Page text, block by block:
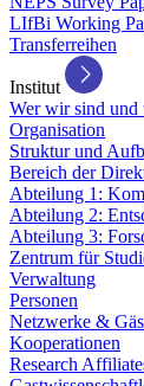
LIfBi Working
Transferreihen
Institut
Wer wir sind und
Organisation
Struktur und
Bereich der
Abteilung 1:
Abteilung 2:
Abteilung 3:
Zentrum für
Verwaltung
Personen
Netzwerke &
Kooperationen
Research